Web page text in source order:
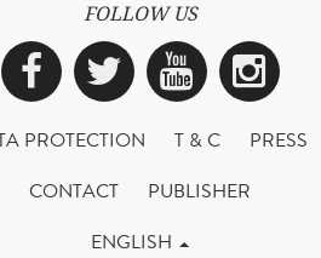
FOLLOW US
Facebook
Twitter
PROTECTION T & C
PRESS
CONTACT
PUBLISHER
ENGLISH